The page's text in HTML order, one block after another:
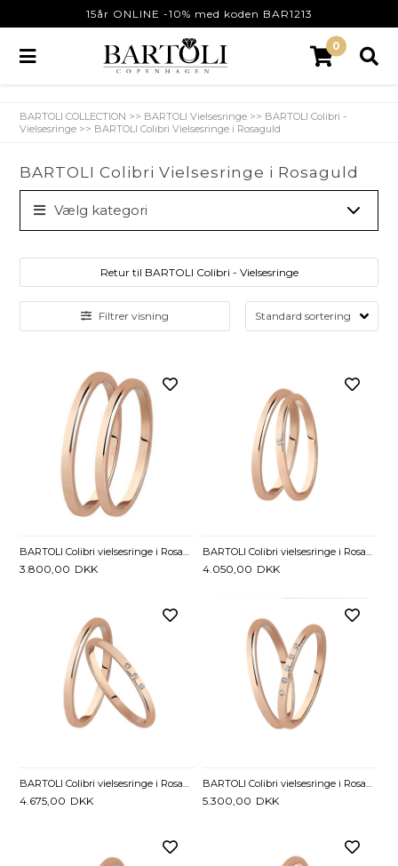
15år ONLINE -10% med koden BAR1213
0
BARTOLI COLLECTION >> BARTOLI Vielsesringe >> BARTOLI Colibri -
Vielsesringe >> BARTOLI Colibri Vielsesringe i Rosaguld
BARTOLI Colibri Vielsesringe i Rosaguld
Vælg kategori
Filtrer visning
Retur til BARTOLI Colibri - Vielsesringe
BARTOLI Colibri vielsesringe i Rosaguld - 1,5 mm
3.800,00 DKK
BARTOLI Colibri vielsesringe i Rosaguld med Diamant 0,01 ct. - 1,5 mm
4.050,00 DKK
4.675,00 DKK 5.300,00 DKK